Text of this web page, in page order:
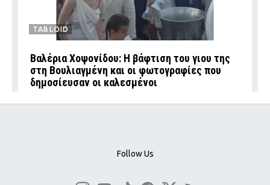
TABLOID
Βαλέρια Χοψονίδου: Η βάφτιση του γιου της
στη Βουλιαγμένη και οι φωτογραφίες που
δημοσίευσαν οι καλεσμένοι
Follow Us